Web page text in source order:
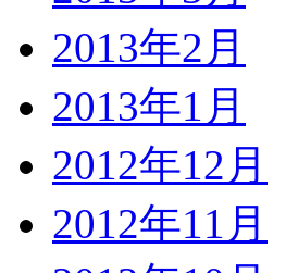
2013年2月
2013年1月
2012年12月
2012年11月